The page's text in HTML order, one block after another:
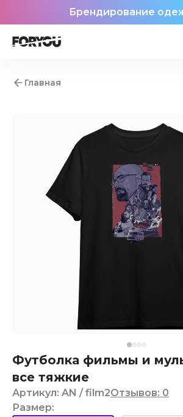
Брендирование
Главная
Футболка фильмы и
все тяжкие
Артикул: AN / film2Отзывов: 0
Размер: